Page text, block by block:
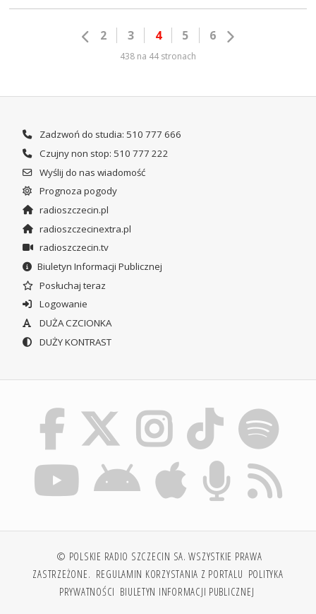
2 3 4 5 6
438 na 44 stronach
Zadzwoń do studia: 510 777 666
Czujny non stop: 510 777 222
Wyślij do nas wiadomość
Prognoza pogody
radioszczecin.pl
radioszczecinextra.pl
radioszczecin.tv
Biuletyn Informacji Publicznej
Posłuchaj teraz
Logowanie
DUŻA CZCIONKA
DUŻY KONTRAST
© POLSKIE RADIO SZCZECIN SA. WSZYSTKIE PRAWA
ZASTRZEŻONE. REGULAMIN KORZYSTANIA Z PORTALU POLITYKA
PRYWATNOŚCI BIULETYN INFORMACJI PUBLICZNEJ